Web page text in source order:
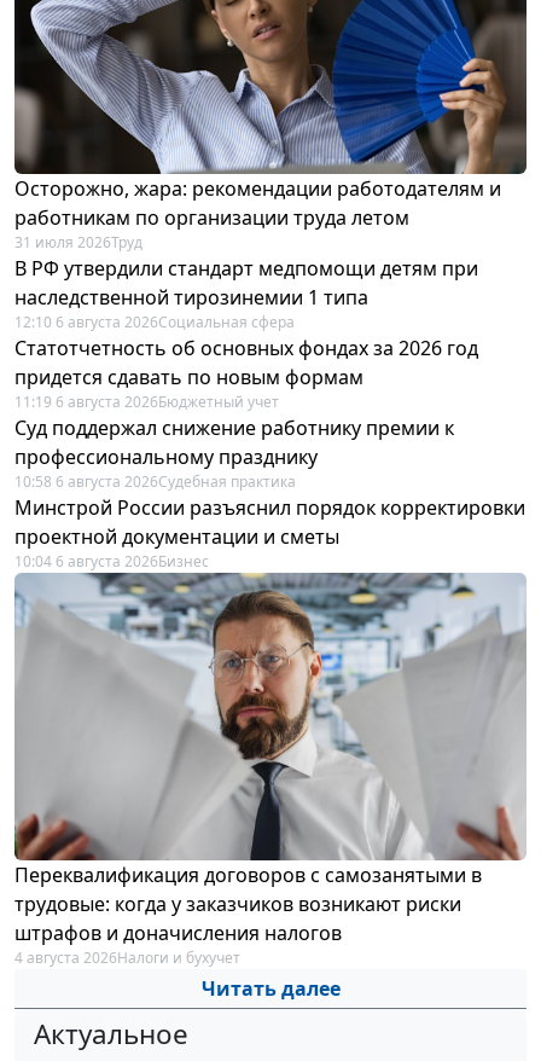
Осторожно, жара: рекомендации работодателям и
работникам по организации труда летом
31 июля 2026Труд
В РФ утвердили стандарт медпомощи детям при
наследственной тирозинемии 1 типа
12:10 6 августа 2026Социальная сфера
Статотчетность об основных фондах за 2026 год
придется сдавать по новым формам
11:19 6 августа 2026Бюджетный учет
Суд поддержал снижение работнику премии к
профессиональному празднику
10:58 6 августа 2026Судебная практика
Минстрой России разъяснил порядок корректировки
проектной документации и сметы
10:04 6 августа 2026Бизнес
Переквалификация договоров с самозанятыми в
трудовые: когда у заказчиков возникают риски
штрафов и доначисления налогов
4 августа 2026Налоги и бухучет
Читать далее
Актуальное